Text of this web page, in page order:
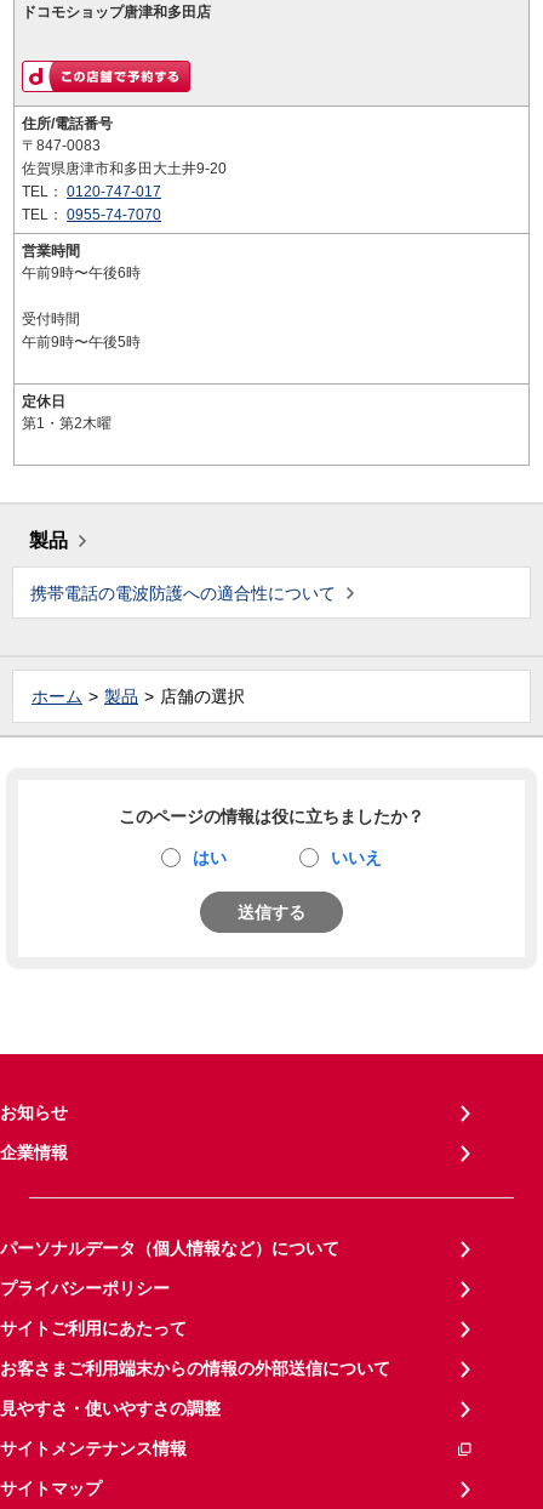
ドコモショップ唐津和多田店
住所/電話番号
〒847-0083
佐賀県唐津市和多田大土井9-20
TEL： 0120-747-017
TEL： 0955-74-7070
営業時間
午前9時〜午後6時
受付時間
午前9時〜午後5時
定休日
第1・第2木曜
製品
携帯電話の電波防護への適合性について
ホーム 製品 店舗の選択
このページの情報は役に立ちましたか？
はい いいえ
送信する
お知らせ
企業情報
パーソナルデータ（個人情報など）について
プライバシーポリシー
サイトご利用にあたって
お客さまご利用端末からの情報の外部送信について
見やすさ・使いやすさの調整
サイトメンテナンス情報
サイトマップ